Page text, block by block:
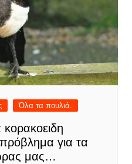
Όλα τα πουλιά.
για τα
μας…